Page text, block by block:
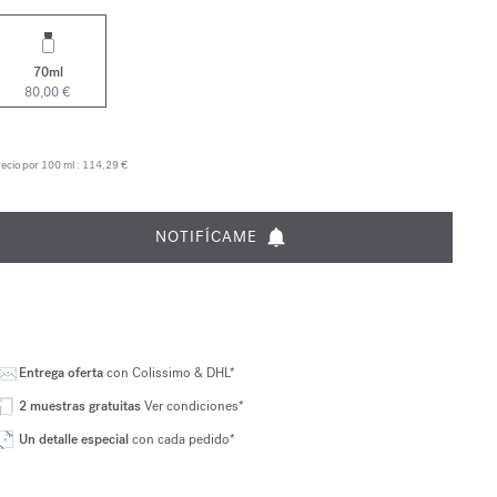
70ml
80,00 €
por 100 ml : 114,29 €
NOTIFÍCAME
Entrega ofertacon Colissimo & DHL*
2 muestras gratuitasVer condiciones*
Un detalle especialcon cada pedido*